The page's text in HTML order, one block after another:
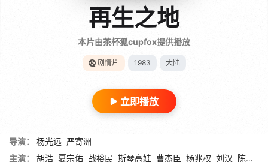
再生之地
本片由茶杯狐cupfox提供播放
剧情片 1983 大陆
立即播放
导演： 杨光远 严寄洲
主演：
胡浩 夏宗佑 战裕民 斯琴高娃 曹杰臣 杨兆权 刘汉 陈剑月